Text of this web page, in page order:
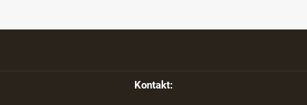
Kontakt: